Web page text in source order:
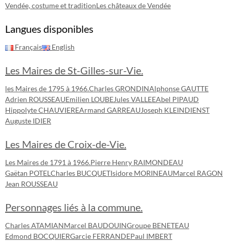
Vendée, costume et traditionLes châteaux de Vendée
Langues disponibles
Français English
Les Maires de St-Gilles-sur-Vie.
les Maires de 1795 à 1966.Charles GRONDINAlphonse GAUTTE
Adrien ROUSSEAUEmilien LOUBEJules VALLEEAbel PIPAUD
Hippolyte CHAUVIEREArmand GARREAUJoseph KLEINDIENST
Auguste IDIER
Les Maires de Croix-de-Vie.
Les Maires de 1791 à 1966.Pierre Henry RAIMONDEAU
Gaëtan POTEL Charles BUCQUETIsidore MORINEAUMarcel RAGON
Jean ROUSSEAU
Personnages liés à la commune.
Charles ATAMIANMarcel BAUDOUINGroupe BENETEAU
Edmond BOCQUIERGarcie FERRANDEPaul IMBERT